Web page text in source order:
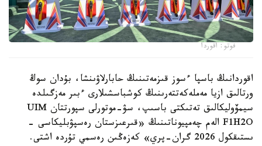
فوتو: اقوردا
اقوردانىڭ باسپا ءسوز قىزمەتىنىڭ حابارلاۋىنشا، بۇدان سوڭ
ورتالىق ازيا مەملەكەتتەرىنىڭ كوشباسشىلارى ءبىر مەزگىلدە
سيمۆوليكالىق تەتىكتى باسىپ، سۋ-موتورلى سپورتتان UIM
F1H2O الەم چەمپيوناتىنىڭ «قىرعىزستان رەسپۋبليكاسى -
ىستىقكول 2026 گران-پري» كەزەڭىن رەسمي تۇردە اشتى.